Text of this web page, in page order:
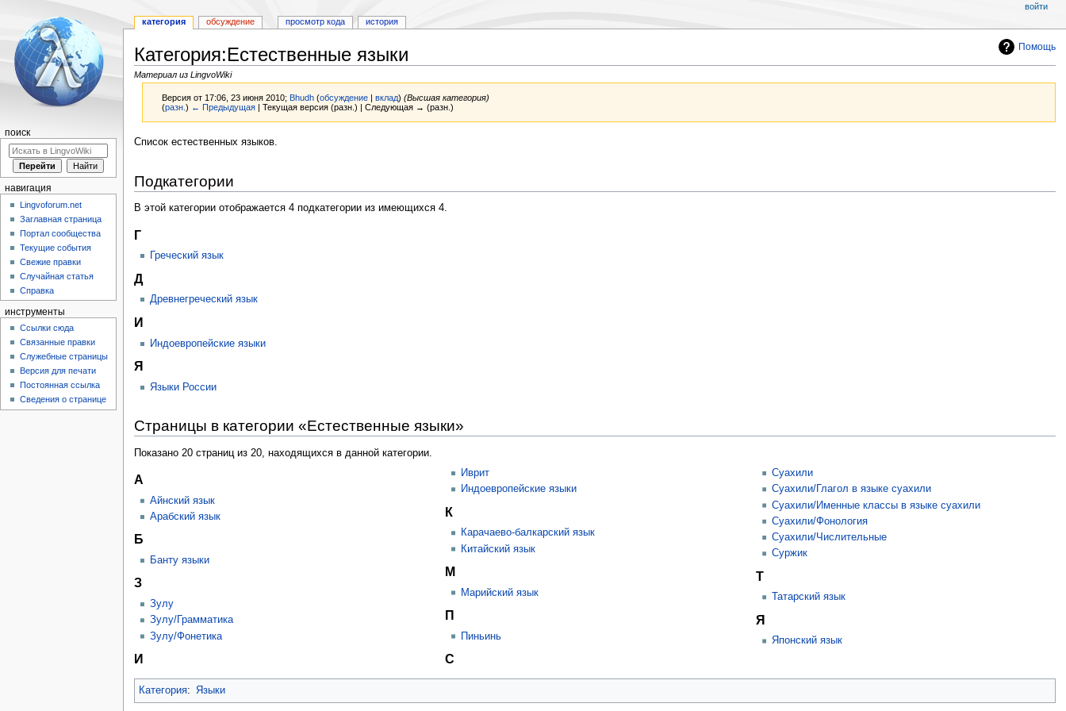
Помощь
Категория:Естественные языки
Материал из LingvoWiki
Версия от 17:06, 23 июня 2010; Bhudh (обсуждение |вклад) (Высшая категория)
(разн.) ← Предыдущая | Текущая версия (разн.) | Следующая → (разн.)
Перейти
Перейти
Список естественных языков.
Подкатегории
В этой категории отображается 4 подкатегории из имеющихся 4.
Г
Греческий язык
Д
Древнегреческий язык
И
Индоевропейские языки
Я
Языки России
Страницы в категории «Естественные языки»
Показано 20 страниц из 20, находящихся в данной категории.
А
Айнский язык
Арабский язык
Б
Банту языки
З
Зулу
Зулу/Грамматика
Зулу/Фонетика
И
Иврит
Индоевропейские языки
К
Карачаево-балкарский язык
Китайский язык
М
Марийский язык
П
Пиньинь
С
Суахили
Суахили/Глагол в языке суахили
Суахили/Именные классы в языке суахили
Суахили/Фонология
Суахили/Числительные
Суржик
Т
Татарский язык
Я
Японский язык
Категория: Языки
категория обсуждение просмотр кода история
войти
поиск
навигация
Lingvoforum.net
Заглавная страница
Портал сообщества
Текущие события
Свежие правки
Случайная статья
Справка
инструменты
Ссылки сюда
Связанные правки
Служебные страницы
Версия для печати
Постоянная ссылка
Сведения о странице